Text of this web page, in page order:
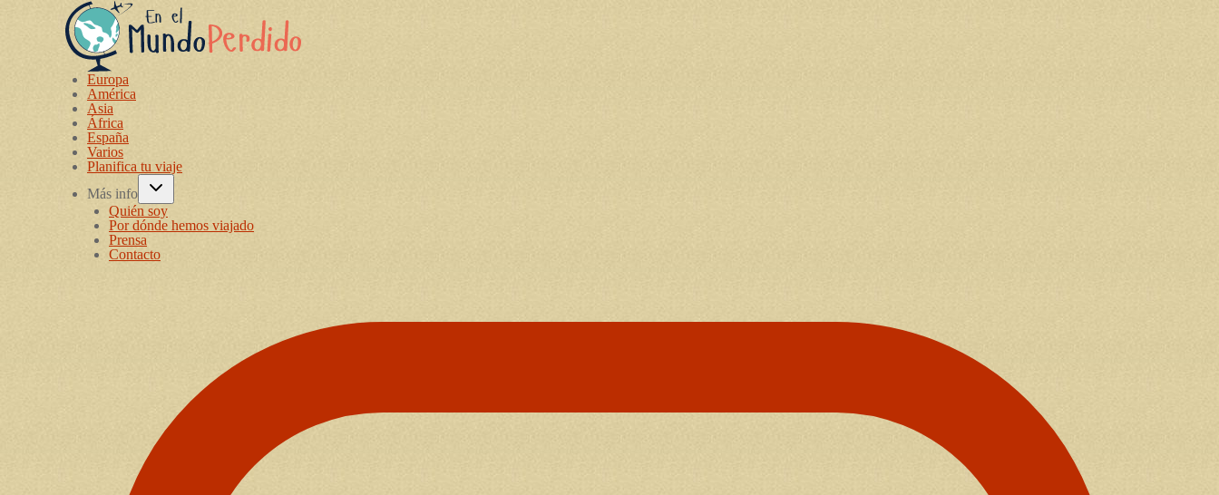
Europa
América
Asia
África
España
Varios
Planifica tu viaje
Más info
Quién soy
Por dónde hemos viajado
Prensa
Contacto